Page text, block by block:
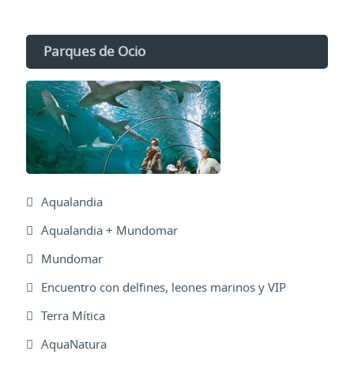
Parques de Ocio
Aqualandia
Aqualandia + Mundomar
Mundomar
Encuentro con delfines, leones marinos y VIP
Terra Mítica
AquaNatura